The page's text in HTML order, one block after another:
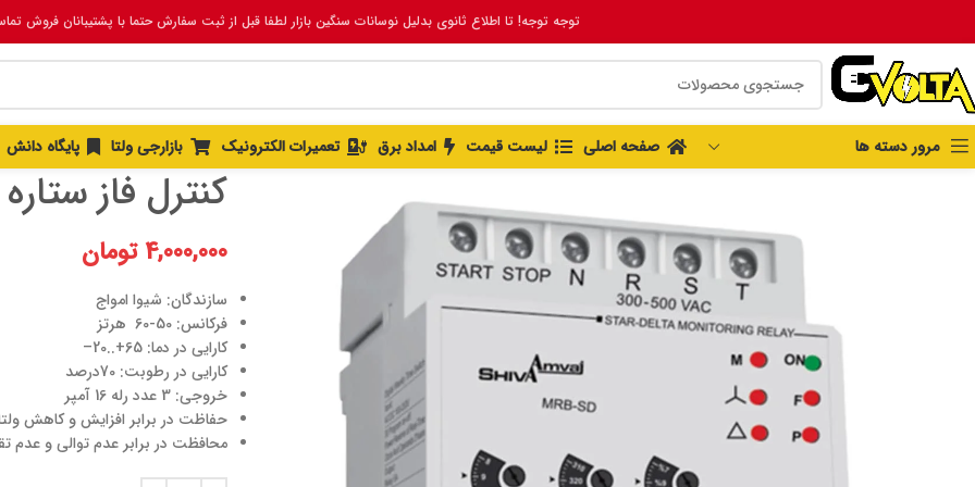
توجه توجه! تا اطلاع ثانوی بدلیل نوسانات سنگین بازار لطفا قبل از ثبت سفارش حتما با پشتیبانان فروش
مرور دسته ها صفحه اصلی لیست قیمت امداد برق تعمیرات الکترونیک بازارجی ولتا پایگاه دانش خانه برق صنعتی کنترلرها کنترل
کنترل فاز
4,000,000 تومان
سازندگان: شیوا امواج
فرکانس: 50-60 هرتز
کارایی در دما: 65+..20–
کارایی در رطوبت: 70درصد
خروجی: 3 عدد رله 16 آمپر
حفاظت در برابر افزایش و کاهش
محافظت در برابر عدم توالی و عدم